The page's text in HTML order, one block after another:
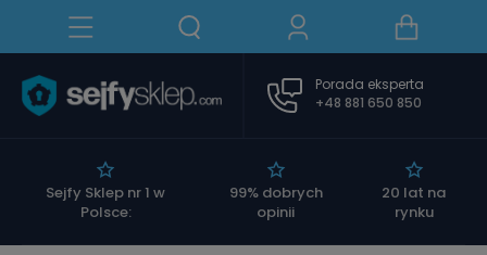
Sejfy Sklep nr 1 w
Polsce:
99% dobrych
opinii
20 lat na
rynku
Porada eksperta
+48 881 650 850